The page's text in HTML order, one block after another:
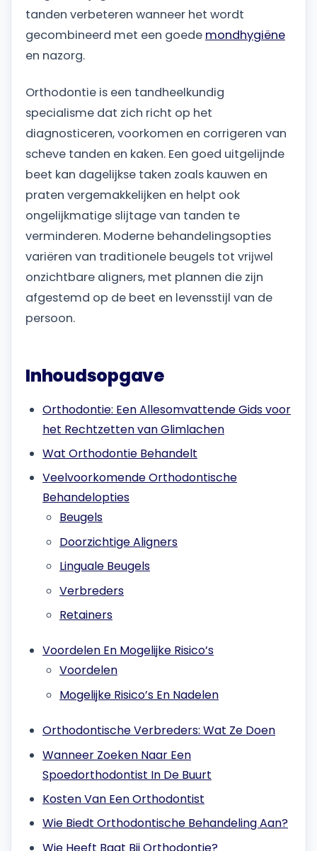
tanden verbeteren wanneer het wordt
gecombineerd met een goede mondhygiëne
en nazorg.
Orthodontie is een tandheelkundig
specialisme dat zich richt op het
diagnosticeren, voorkomen en corrigeren van
scheve tanden en kaken. Een goed uitgelijnde
beet kan dagelijkse taken zoals kauwen en
praten vergemakkelijken en helpt ook
ongelijkmatige slijtage van tanden te
verminderen. Moderne behandelingsopties
variëren van traditionele beugels tot vrijwel
onzichtbare aligners, met plannen die zijn
afgestemd op de beet en levensstijl van de
persoon.
Inhoudsopgave
Orthodontie: Een Allesomvattende Gids voor
het Rechtzetten van Glimlachen
Wat Orthodontie Behandelt
Veelvoorkomende Orthodontische
Behandelopties
Beugels
Doorzichtige Aligners
Linguale Beugels
Verbreders
Retainers
Voordelen En Mogelijke Risico’s
Voordelen
Mogelijke Risico’s En Nadelen
Orthodontische Verbreders: Wat Ze Doen
Wanneer Zoeken Naar Een
Spoedorthodontist In De Buurt
Kosten Van Een Orthodontist
Wie Biedt Orthodontische Behandeling Aan?
Wie Heeft Baat Bij Orthodontie?